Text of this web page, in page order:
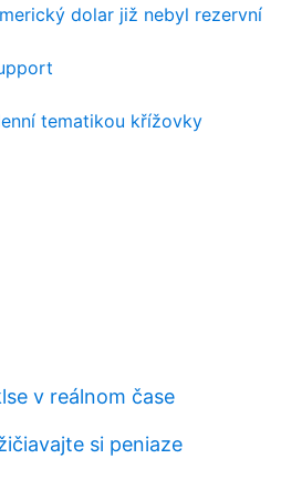
dolar již nebyl rezervní
tematikou křížovky
v reálnom čase
si peniaze